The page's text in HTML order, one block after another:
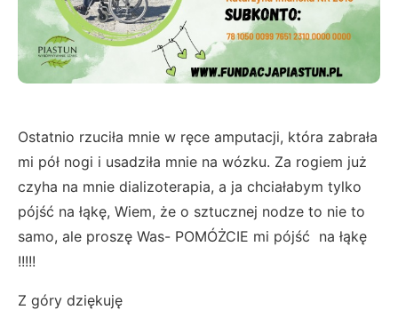
Ostatnio rzuciła mnie w ręce amputacji, która zabrała
mi pół nogi i usadziła mnie na wózku. Za rogiem już
czyha na mnie dializoterapia, a ja chciałabym tylko
pójść na łąkę, Wiem, że o sztucznej nodze to nie to
samo, ale proszę Was- POMÓŻCIE mi pójść na łąkę
!!!!!
Z góry dziękuję